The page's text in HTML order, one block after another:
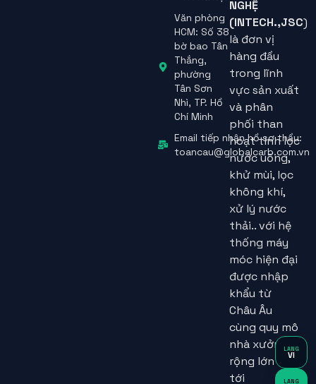
NGHỆ
(INTECH.,JSC)
là đơn vị
hàng đầu
trong lĩnh
vực sản xuất
và phân
phối than
hoạt tính lọc
nước uống,
khử mùi, lọc
không khí,
xử lý nước
thải.. với hệ
thống máy
móc hiện đại
được nhập
khẩu từ
Châu Âu
cùng quy mô
nhà xưởng
rộng lớn lên
tới
Văn phòng
HCM: Số 38
bờ bao Tân
Thắng,
phường
Tân Sơn
Nhì, TP. Hồ
Chí Minh
Email tiếp nhận hồ sơ thầu:
toancau@globalcarb.com.vn
LANG
VI
LANG